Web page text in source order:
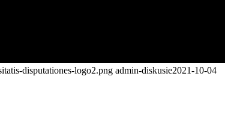
disputationes-logo2.png admin-diskusie2021-10-04